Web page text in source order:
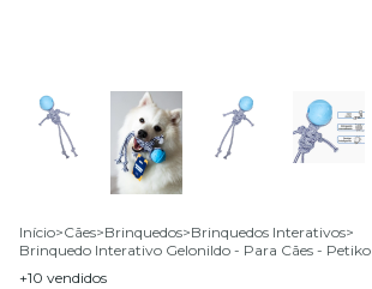
Início>Cães>Brinquedos>Brinquedos Interativos>
Brinquedo Interativo Gelonildo - Para Cães - Petiko
+10 vendidos